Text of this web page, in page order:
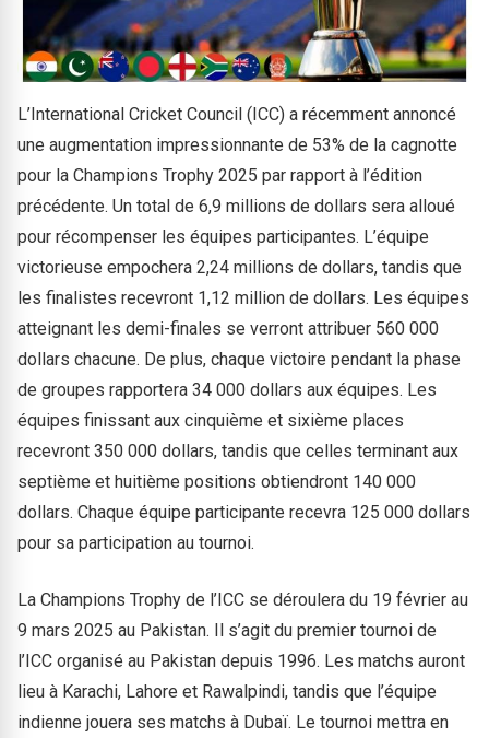
L’International Cricket Council (ICC) a récemment annoncé
une augmentation impressionnante de 53% de la cagnotte
pour la Champions Trophy 2025 par rapport à l’édition
précédente. Un total de 6,9 millions de dollars sera alloué
pour récompenser les équipes participantes. L’équipe
victorieuse empochera 2,24 millions de dollars, tandis que
les finalistes recevront 1,12 million de dollars. Les équipes
atteignant les demi-finales se verront attribuer 560 000
dollars chacune. De plus, chaque victoire pendant la phase
de groupes rapportera 34 000 dollars aux équipes. Les
équipes finissant aux cinquième et sixième places
recevront 350 000 dollars, tandis que celles terminant aux
septième et huitième positions obtiendront 140 000
dollars. Chaque équipe participante recevra 125 000 dollars
pour sa participation au tournoi.
La Champions Trophy de l’ICC se déroulera du 19 février au
9 mars 2025 au Pakistan. Il s’agit du premier tournoi de
l’ICC organisé au Pakistan depuis 1996. Les matchs auront
lieu à Karachi, Lahore et Rawalpindi, tandis que l’équipe
indienne jouera ses matchs à Dubaï. Le tournoi mettra en